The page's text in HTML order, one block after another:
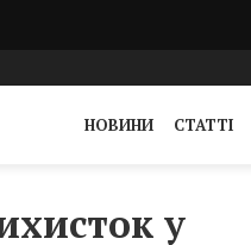
НОВИНИ СТАТТІ
у